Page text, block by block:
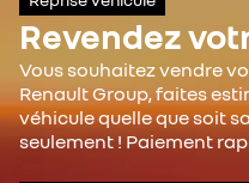
Revendez
Vous souhaitez vendre
Renault Group, faites
véhicule quelle que soit
seulement ! Paiement